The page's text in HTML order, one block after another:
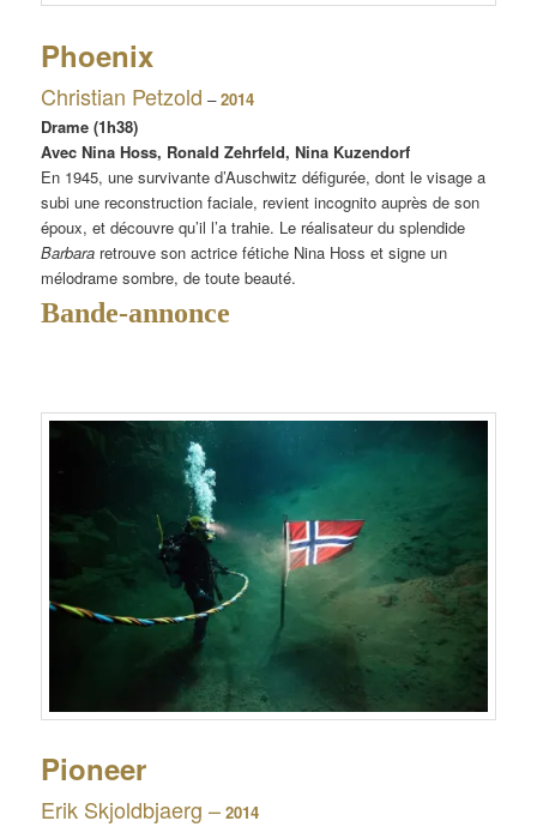
Phoenix
Christian Petzold –2014
Drame (1h38)
Avec Nina Hoss, Ronald Zehrfeld, Nina Kuzendorf
En 1945, une survivante d’Auschwitz défigurée, dont le visage a
subi une reconstruction faciale, revient incognito auprès de son
époux, et découvre qu’il l’a trahie. Le réalisateur du splendide
Barbara retrouve son actrice fétiche Nina Hoss et signe un
mélodrame sombre, de toute beauté.
Bande-annonce
Pioneer
Erik Skjoldbjaerg – 2014